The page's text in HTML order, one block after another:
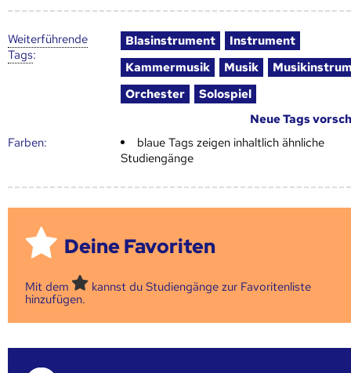
Weiter­führende
Tags:
Blasinstrument
Instrument
Kammermusik
Musik
Orchester
Solospiel
Neue Tags
Farben:
blaue Tags zeigen inhaltlich ähnliche
Studiengänge
Deine Favoriten
Mit dem
kannst du Studiengänge zur Favoritenliste
hinzufügen.